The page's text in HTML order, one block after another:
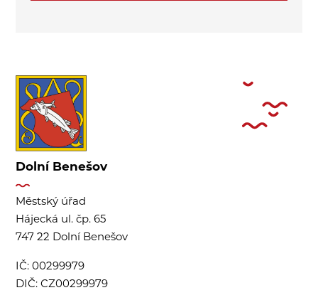
Dolní Benešov
Městský úřad
Hájecká ul. čp. 65
747 22 Dolní Benešov
IČ:00299979
DIČ:CZ00299979